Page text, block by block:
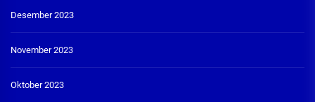
Desember 2023
November 2023
Oktober 2023